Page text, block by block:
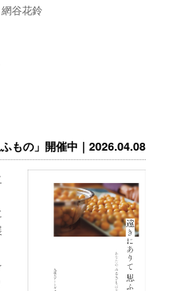
谷花鈴
もの」開催中｜2026.04.08